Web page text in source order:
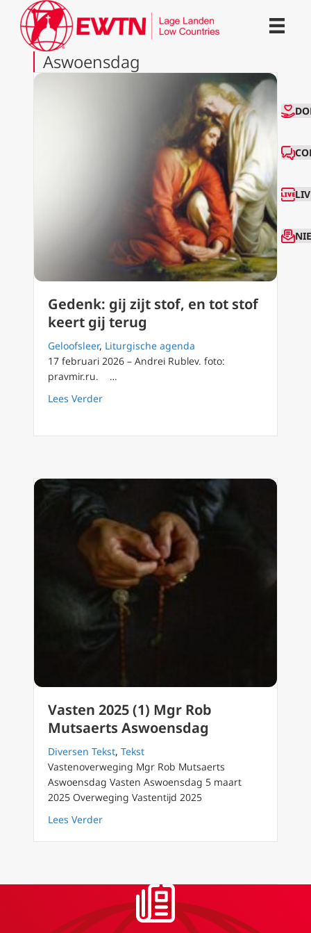
Aswoensdag
Gedenk: gij zijt stof, en tot stof
keert gij terug
Geloofsleer, Liturgische agenda
17 februari 2026 – Andrei Rublev. foto:
pravmir.ru. …
Lees Verderabout Gedenk: gij zijt stof, en tot stof keert
Vasten 2025 (1) Mgr Rob
Mutsaerts Aswoensdag
Diversen Tekst, Tekst
Vastenoverweging Mgr Rob Mutsaerts
Aswoensdag Vasten Aswoensdag 5 maart
2025 Overweging Vastentijd 2025
Lees Verderabout Vasten 2025 (1) Mgr Rob Mutsaerts